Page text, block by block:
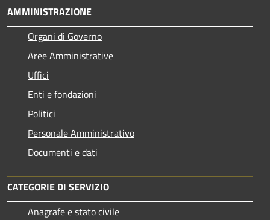
AMMINISTRAZIONE
Organi di Governo
Aree Amministrative
Uffici
Enti e fondazioni
Politici
Personale Amministrativo
Documenti e dati
CATEGORIE DI SERVIZIO
Anagrafe e stato civile